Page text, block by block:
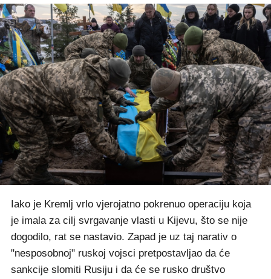
Iako je Kremlj vrlo vjerojatno pokrenuo operaciju koja
je imala za cilj svrgavanje vlasti u Kijevu, što se nije
dogodilo, rat se nastavio. Zapad je uz taj narativ o
"nesposobnoj" ruskoj vojsci pretpostavljao da će
sankcije slomiti Rusiju i da će se rusko društvo